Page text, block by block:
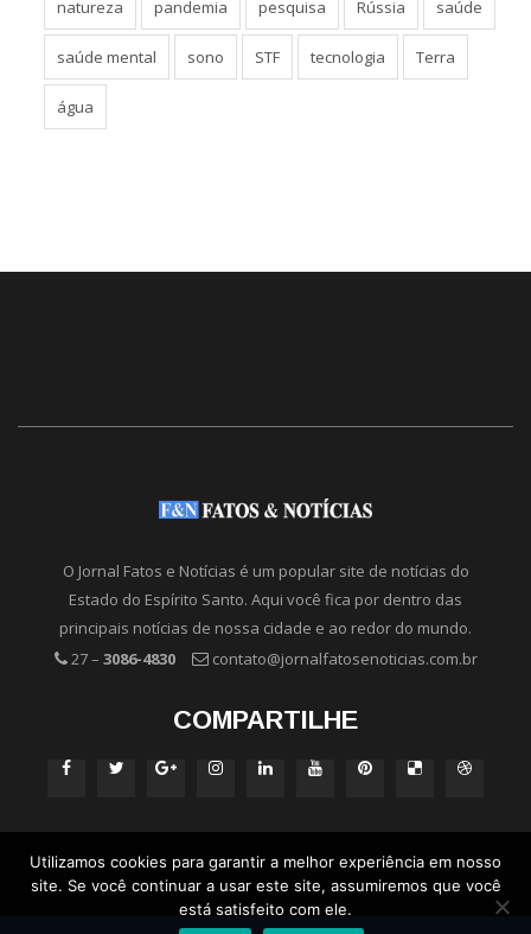
natureza pandemia pesquisa Rússia saúde
saúde mental sono STF tecnologia Terra
água
O Jornal Fatos e Notícias é um popular site de notícias do
Estado do Espírito Santo. Aqui você fica por dentro das
principais notícias de nossa cidade e ao redor do mundo.
27 – 3086-4830 contato@jornalfatosenoticias.com.br
COMPARTILHE
Utilizamos cookies para garantir a melhor experiência em nosso
site. Se você continuar a usar este site, assumiremos que você
está satisfeito com ele.